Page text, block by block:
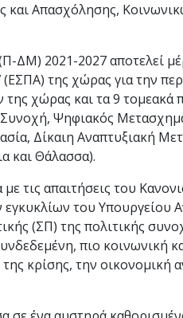
και Απασχόλησης,
ΔΜ) 2021-2027 αποτελεί
της χώρας για την
χώρας και τα 9 τομεακά
Ψηφιακός
Δίκαιη Αναπτυξιακή
και Θάλασσα).
τις απαιτήσεις του
του Υπουργείου
(ΣΠ) της πολιτικής
πιο κοινωνική
κρίσης, την οικονομική